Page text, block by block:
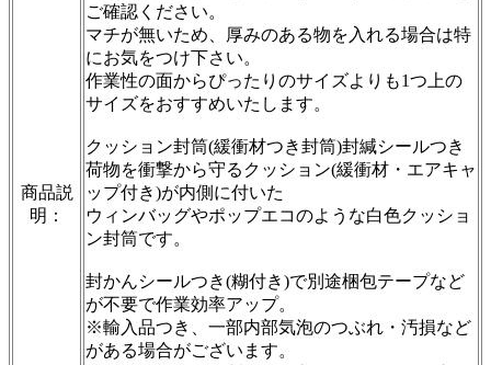
商品説
明：
ご確認ください。
マチが無いため、厚みのある物を入れる場合は特
にお気をつけ下さい。
作業性の面からぴったりのサイズよりも1つ上の
サイズをおすすめいたします。
クッション封筒(緩衝材つき封筒)封緘シールつき
荷物を衝撃から守るクッション(緩衝材・エアキャ
ップ付き)が内側に付いた
ウィンバッグやポップエコのような白色クッショ
ン封筒です。
封かんシールつき(糊付き)で別途梱包テープなど
が不要で作業効率アップ。
※輸入品つき、一部内部気泡のつぶれ・汚損など
がある場合がございます。